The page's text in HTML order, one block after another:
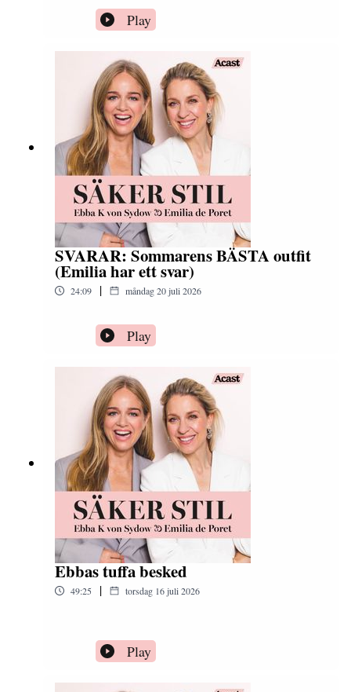
Play
SVARAR: Sommarens BÄSTA outfit
(Emilia har ett svar)
24:09 | måndag 20 juli 2026
Play
Ebbas tuffa besked
49:25 | torsdag 16 juli 2026
Play